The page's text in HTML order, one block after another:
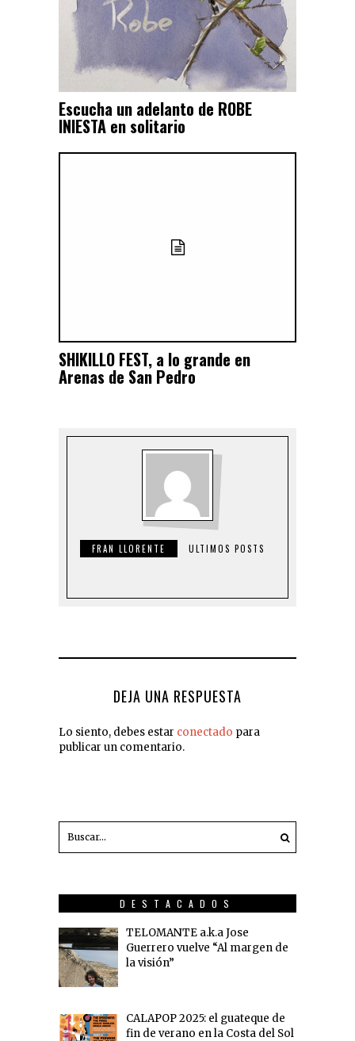
Escucha un adelanto de ROBE
INIESTA en solitario
SHIKILLO FEST, a lo grande en
Arenas de San Pedro
FRAN LLORENTE ULTIMOS POSTS
DEJA UNA RESPUESTA
Lo siento, debes estar conectado para
publicar un comentario.
DESTACADOS
TELOMANTE a.k.a Jose
Guerrero vuelve “Al margen de
la visión”
CALAPOP 2025: el guateque de
fin de verano en la Costa del Sol